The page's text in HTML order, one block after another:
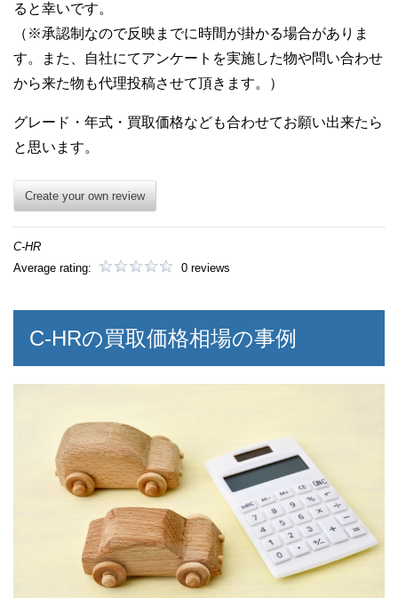
ると幸いです。
（※承認制なので反映までに時間が掛かる場合がありま
す。また、自社にてアンケートを実施した物や問い合わせ
から来た物も代理投稿させて頂きます。）
グレード・年式・買取価格なども合わせてお願い出来たら
と思います。
Create your own review
C-HR
Average rating:
0 reviews
C-HRの買取価格相場の事例